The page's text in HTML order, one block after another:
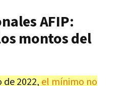
AFIP:
montos del
de 2022, el mínimo no